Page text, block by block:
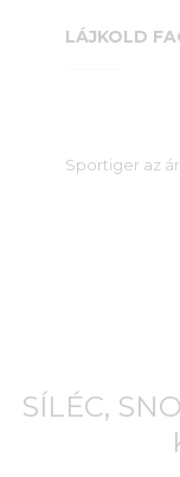
LÁJKOLD
Sportiger az
SÍLÉC,